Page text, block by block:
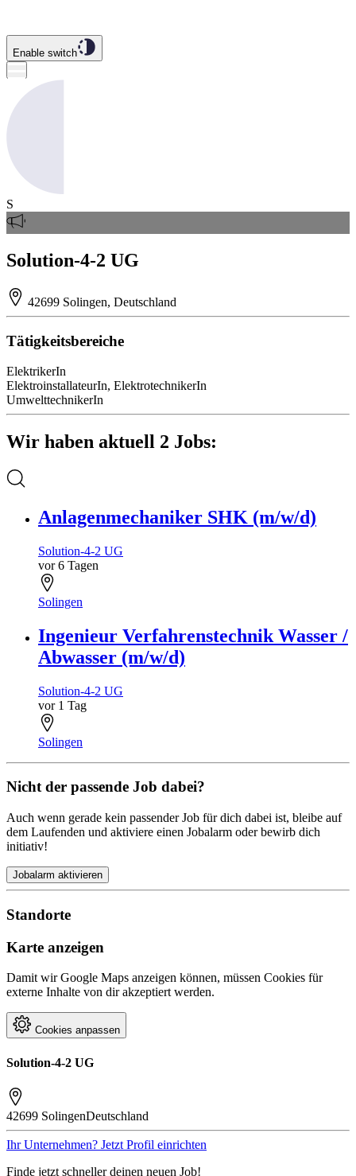
Enable switch
S
Solution-4-2 UG
42699 Solingen, Deutschland
Tätigkeitsbereiche
ElektrikerIn
ElektroinstallateurIn, ElektrotechnikerIn
UmwelttechnikerIn
Wir haben aktuell 2 Jobs:
Anlagenmechaniker SHK (m/w/d)
Solution-4-2 UG
vor 6 Tagen
Solingen
Ingenieur Verfahrenstechnik Wasser /
Abwasser (m/w/d)
Solution-4-2 UG
vor 1 Tag
Solingen
Nicht der passende Job dabei?
Auch wenn gerade kein passender Job für dich dabei ist, bleibe auf
dem Laufenden und aktiviere einen Jobalarm oder bewirb dich
initiativ!
Jobalarm aktivieren
Standorte
Karte anzeigen
Damit wir Google Maps anzeigen können, müssen Cookies für
externe Inhalte von dir akzeptiert werden.
Cookies anpassen
Solution-4-2 UG
42699 SolingenDeutschland
Ihr Unternehmen? Jetzt Profil einrichten
Finde jetzt schneller deinen neuen Job!